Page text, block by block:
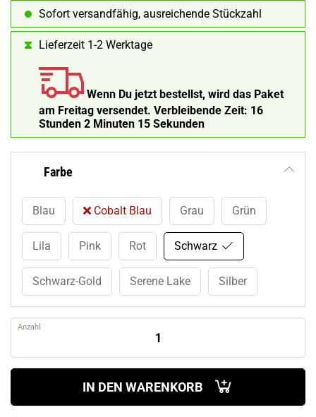
Sofort versandfähig, ausreichende Stückzahl
Lieferzeit 1-2 Werktage
Wenn Du jetzt bestellst, wird das Paket
am Freitag versendet. Verbleibende Zeit: 16
Stunden 2 Minuten 14 Sekunden
Farbe
Blau Cobalt Blau Grau Grün
Lila Pink Rot Schwarz
Schwarz-Gold Serene Lake Silber
Anzahl
IN DEN WARENKORB